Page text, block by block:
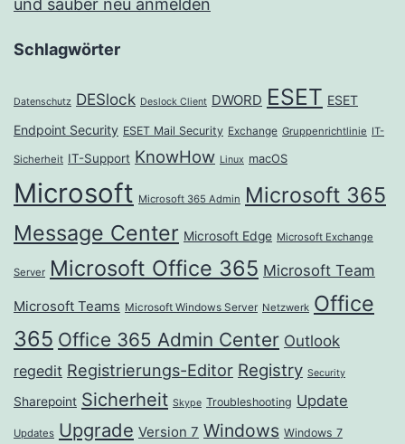
und sauber neu anmelden
Schlagwörter
Datenschutz DESlock Deslock Client DWORD ESET ESET
Endpoint Security ESET Mail Security Exchange Gruppenrichtlinie IT-
Sicherheit IT-Support KnowHow Linux macOS
Microsoft Microsoft 365 Admin Microsoft 365
Message Center Microsoft Edge Microsoft Exchange
Server Microsoft Office 365 Microsoft Team
Microsoft Teams Microsoft Windows Server Netzwerk Office
365 Office 365 Admin Center Outlook
regedit Registrierungs-Editor Registry Security
Sharepoint Sicherheit Skype Troubleshooting Update
Updates Upgrade Version 7 Windows Windows 7